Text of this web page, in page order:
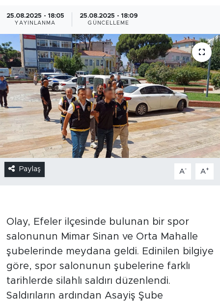
25.08.2025 - 18:05
YAYINLANMA
25.08.2025 - 18:09
GÜNCELLEME
Paylaş A- A+
Olay, Efeler ilçesinde bulunan bir spor
salonunun Mimar Sinan ve Orta Mahalle
şubelerinde meydana geldi. Edinilen bilgiye
göre, spor salonunun şubelerine farklı
tarihlerde silahlı saldırı düzenlendi.
Saldırıların ardından Asayiş Şube